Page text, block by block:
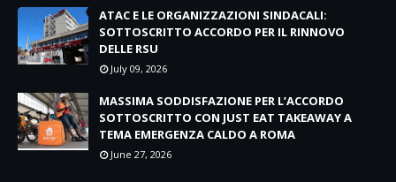
ATAC E LE ORGANIZZAZIONI SINDACALI:
SOTTOSCRITTO ACCORDO PER IL RINNOVO
DELLE RSU
July 09, 2026
MASSIMA SODDISFAZIONE PER L’ACCORDO
SOTTOSCRITTO CON JUST EAT TAKEAWAY A
TEMA EMERGENZA CALDO A ROMA
June 27, 2026